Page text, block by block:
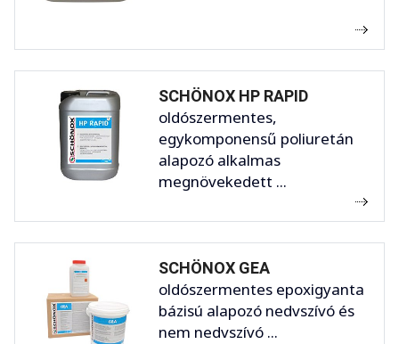
SCHÖNOX HP RAPID
oldószermentes,
egykomponensű poliuretán
alapozó alkalmas
megnövekedett ...
SCHÖNOX GEA
oldószermentes epoxigyanta
bázisú alapozó nedvszívó és
nem nedvszívó ...